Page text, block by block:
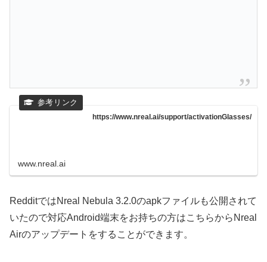
https://www.nreal.ai/support/activationGlasses/
www.nreal.ai
RedditではNreal Nebula 3.2.0のapkファイルも公開されて
いたので対応Android端末をお持ちの方はこちらからNreal
Airのアップデートをすることができます。